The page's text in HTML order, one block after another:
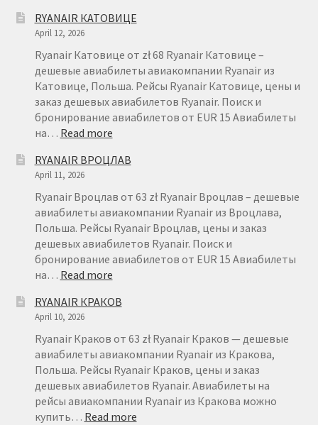
АВИАБИЛЕТОВ
RYANAIR
–
FAQ
RYANAIR КАТОВИЦЕ
April 12, 2026
Ryanair Катовице от zł 68 Ryanair Катовице –
дешевые авиабилеты авиакомпании Ryanair из
Катовице, Польша. Рейсы Ryanair Катовице, цены и
заказ дешевых авиабилетов Ryanair. Поиск и
бронирование авиабилетов от EUR 15 Авиабилеты
на… Read more:
КАТОВИЦЕ
RYANAIR ВРОЦЛАВ
April 11, 2026
Ryanair Вроцлав от 63 zł Ryanair Вроцлав – дешевые
авиабилеты авиакомпании Ryanair из Вроцлава,
Польша. Рейсы Ryanair Вроцлав, цены и заказ
дешевых авиабилетов Ryanair. Поиск и
бронирование авиабилетов от EUR 15 Авиабилеты
на… Read more:
ВРОЦЛАВ
RYANAIR КРАКОВ
April 10, 2026
Ryanair Краков от 63 zł Ryanair Краков — дешевые
авиабилеты авиакомпании Ryanair из Кракова,
Польша. Рейсы Ryanair Краков, цены и заказ
дешевых авиабилетов Ryanair. Авиабилеты на
рейсы авиакомпании Ryanair из Кракова можно
купить… Read more: